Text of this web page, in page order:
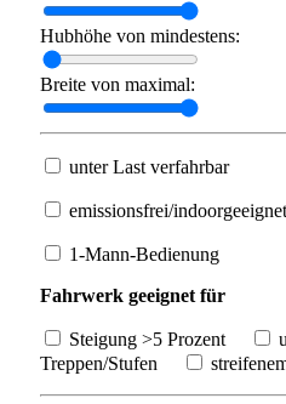
Hubhöhe von mindestens:
Breite von maximal:
unter Last verfahrbar
emissionsfrei/indoorgeeignet
1-Mann-Bedienung
Fahrwerk geeignet für
Steigung >5 Prozent
Treppen/Stufen